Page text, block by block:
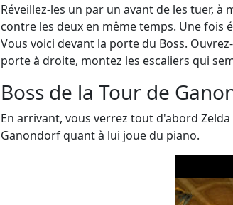
Réveillez-les un par un avant de les tuer,
contre les deux en même temps. Une fois
Vous voici devant la porte du Boss.
porte à droite, montez les escaliers qui
Boss de la Tour de
En arrivant, vous verrez tout d'abord
Ganondorf quant à lui joue du piano.